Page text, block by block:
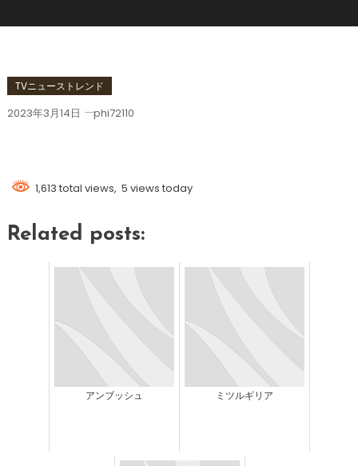
TVニューストレンド
2023年3月14日 phi72110
1,613 total views, 5 views today
Related posts:
アンブッシュ ミツルギリア